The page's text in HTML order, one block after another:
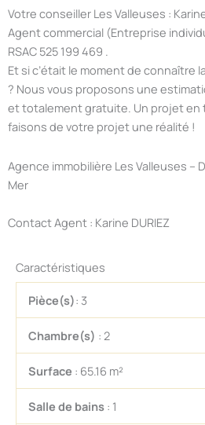
Votre conseiller Les Valleuses :
Agent commercial (Entreprise
RSAC 525 199 469 .
Et si c’était le moment de connaître
? Nous vous proposons une
et totalement gratuite. Un projet
faisons de votre projet une réalité !
Agence immobilière Les Valleuses –
Mer
Contact Agent : Karine DURIEZ
Caractéristiques
Pièce(s): 3
Chambre(s) : 2
Surface : 65.16 m²
Salle de bains: 1